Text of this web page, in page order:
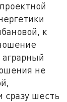
к
не
сразу шесть